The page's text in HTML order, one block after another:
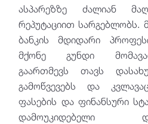
ასპარეზზე ძალიან
რეპუტაციით სარგებლობს.
ბანკის მდიდარი
მქონე გუნდი
გაართმევს თავს
გამოწვევებს და
ფასების და ფინანსური
დამოუკიდებელი